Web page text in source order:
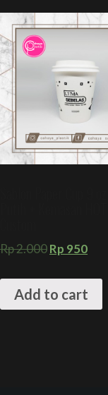
Rp2.000Rp 950
Add to cart